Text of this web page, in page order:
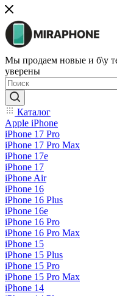
Мы продаем новые и б\у
уверены
Каталог
Apple iPhone
iPhone 17 Pro
iPhone 17 Pro Max
iPhone 17e
iPhone 17
iPhone Air
iPhone 16
iPhone 16 Plus
iPhone 16e
iPhone 16 Pro
iPhone 16 Pro Max
iPhone 15
iPhone 15 Plus
iPhone 15 Pro
iPhone 15 Pro Max
iPhone 14